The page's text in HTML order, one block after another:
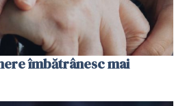
îmbătrânesc mai